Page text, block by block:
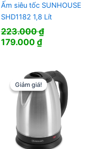
Ấm siêu tốc SUNHOUSE
SHD1182 1,8 Lít
223.000₫
Giá
223.000 ₫.
179.000₫Giá
là:
179.000 ₫.
Giảm giá!
Giảm giá!